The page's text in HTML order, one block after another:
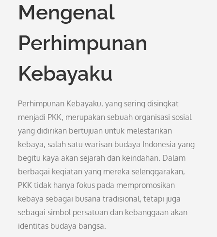
Mengenal
Perhimpunan
Kebayaku
Perhimpunan Kebayaku, yang sering disingkat
menjadi PKK, merupakan sebuah organisasi sosial
yang didirikan bertujuan untuk melestarikan
kebaya, salah satu warisan budaya Indonesia yang
begitu kaya akan sejarah dan keindahan. Dalam
berbagai kegiatan yang mereka selenggarakan,
PKK tidak hanya fokus pada mempromosikan
kebaya sebagai busana tradisional, tetapi juga
sebagai simbol persatuan dan kebanggaan akan
identitas budaya bangsa.